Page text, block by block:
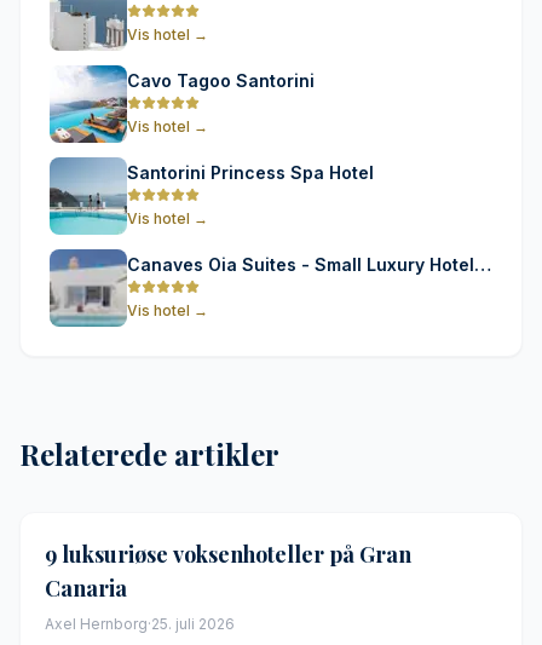
Vis hotel →
Cavo Tagoo Santorini
Vis hotel →
Santorini Princess Spa Hotel
Vis hotel →
Canaves Oia Suites - Small Luxury Hotels
of the World
Vis hotel →
Relaterede artikler
9 luksuriøse voksenhoteller på Gran
Canaria
Axel Hernborg·25. juli 2026